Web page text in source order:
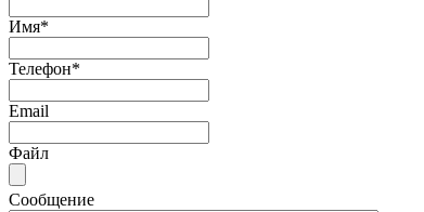
Имя*
Телефон*
Email
Файл
Сообщение